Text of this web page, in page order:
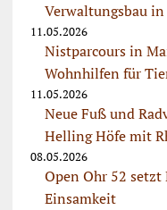
Verwaltungsbau
11.05.2026
Nistparcours in
Wohnhilfen für
11.05.2026
Neue Fuß und
Helling Höfe mit
08.05.2026
Open Ohr 52
Einsamkeit